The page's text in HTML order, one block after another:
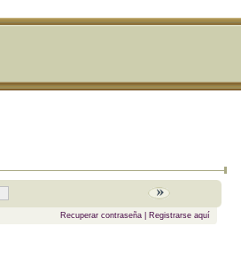
Recuperar contraseña| Registrarse aquí